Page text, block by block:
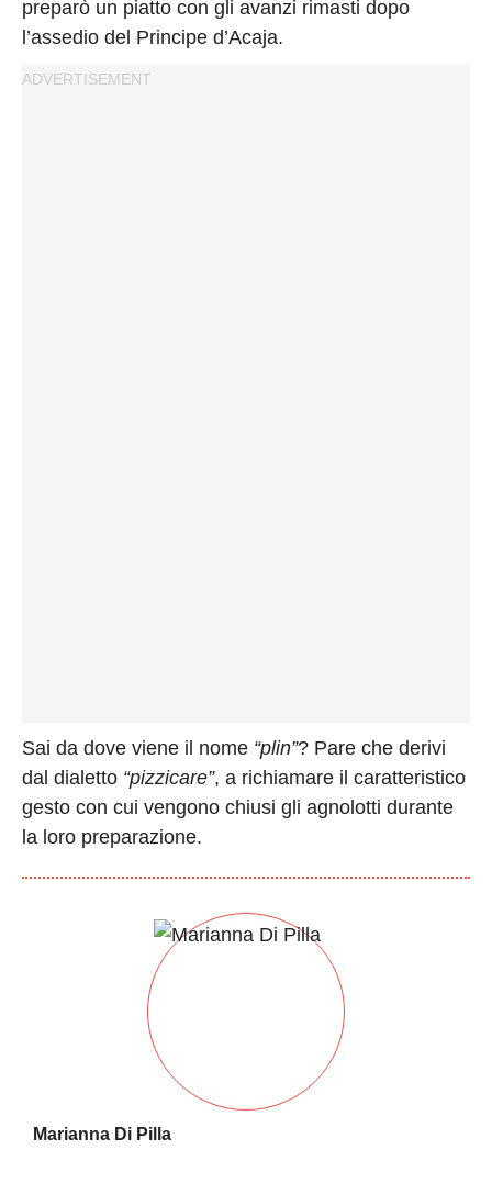
preparò un piatto con gli avanzi rimasti dopo
l’assedio del Principe d’Acaja.
Sai da dove viene il nome “plin”? Pare che derivi
dal dialetto “pizzicare”, a richiamare il caratteristico
gesto con cui vengono chiusi gli agnolotti durante
la loro preparazione.
Marianna Di Pilla